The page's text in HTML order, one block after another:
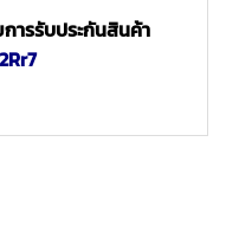
การรับประกันสินค้า